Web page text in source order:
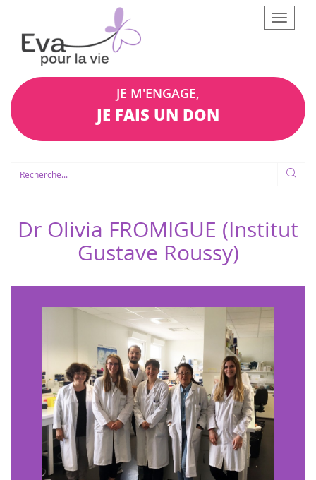
Afficher
le
JE M'ENGAGE,
JE FAIS UN DON
Dr Olivia FROMIGUE (Institut
Gustave Roussy)